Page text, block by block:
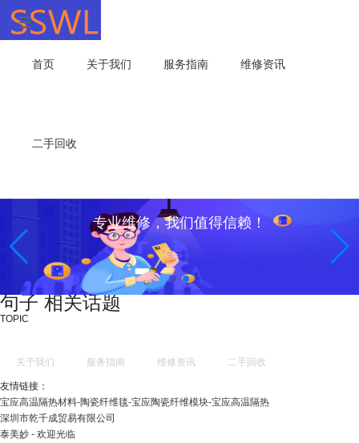
首页 关于我们 服务指南 维修资讯
二手回收
专业维修，我们值得信赖！
句子 相关话题
TOPIC
关于我们 服务指南 维修资讯 二手回收
友情链接：
宝应高温隔热材料-陶瓷纤维毯-宝应陶瓷纤维模块-宝应高温隔热
深圳市乾千成贸易有限公司
泰美妙 - 欢迎光临